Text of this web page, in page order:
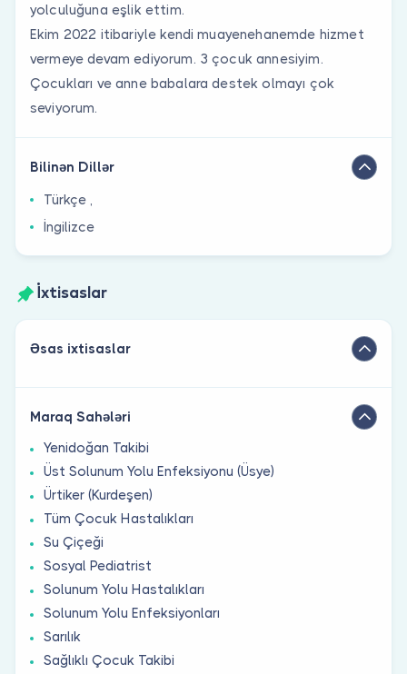
yolculuğuna eşlik ettim.
Ekim 2022 itibariyle kendi muayenehanemde hizmet
vermeye devam ediyorum. 3 çocuk annesiyim.
Çocukları ve anne babalara destek olmayı çok
seviyorum.
Bilinən Dillər
Türkçe ,
İngilizce
İxtisaslar
Əsas ixtisaslar
Maraq Sahələri
Yenidoğan Takibi
Üst Solunum Yolu Enfeksiyonu (Üsye)
Ürtiker (Kurdeşen)
Tüm Çocuk Hastalıkları
Su Çiçeği
Sosyal Pediatrist
Solunum Yolu Hastalıkları
Solunum Yolu Enfeksiyonları
Sarılık
Sağlıklı Çocuk Takibi